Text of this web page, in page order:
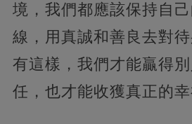
境，我們都應該保持自
線，用真誠和善良去對
有這樣，我們才能贏得
任，也才能收獲真正的幸